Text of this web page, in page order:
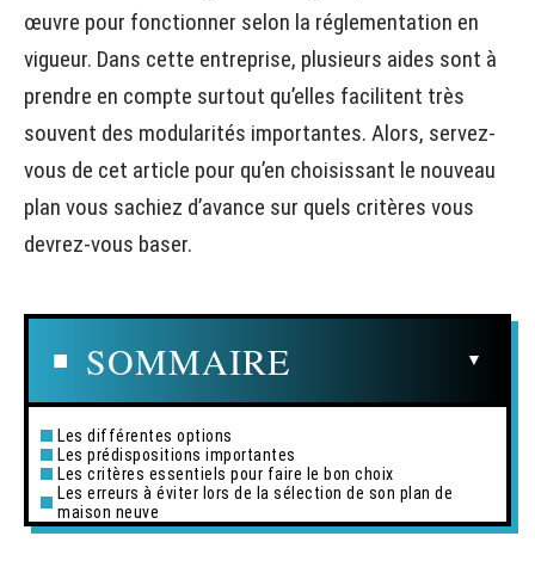
œuvre pour fonctionner selon la réglementation en
vigueur. Dans cette entreprise, plusieurs aides sont à
prendre en compte surtout qu’elles facilitent très
souvent des modularités importantes. Alors, servez-
vous de cet article pour qu’en choisissant le nouveau
plan vous sachiez d’avance sur quels critères vous
devrez-vous baser.
SOMMAIRE
Les différentes options
Les prédispositions importantes
Les critères essentiels pour faire le bon choix
Les erreurs à éviter lors de la sélection de son plan de
maison neuve